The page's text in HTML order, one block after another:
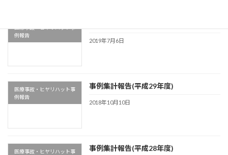
医療事故・ヒヤリハット事
例報告
2019年7月6日
医療事故・ヒヤリハット事
例報告
事例集計報告(平成29年度)
2018年10月10日
医療事故・ヒヤリハット事
事例集計報告(平成28年度)